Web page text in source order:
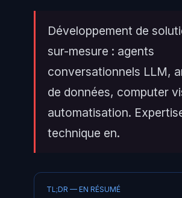
Développement de
sur-mesure : agents
conversationnels LLM,
de données, computer
automatisation.
technique en.
TL;DR — EN RÉSUMÉ